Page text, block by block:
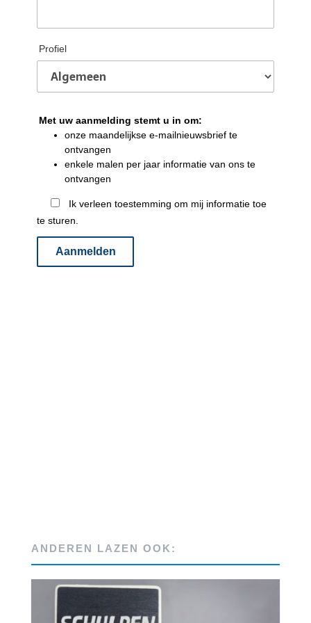
ANDEREN LAZEN OOK: